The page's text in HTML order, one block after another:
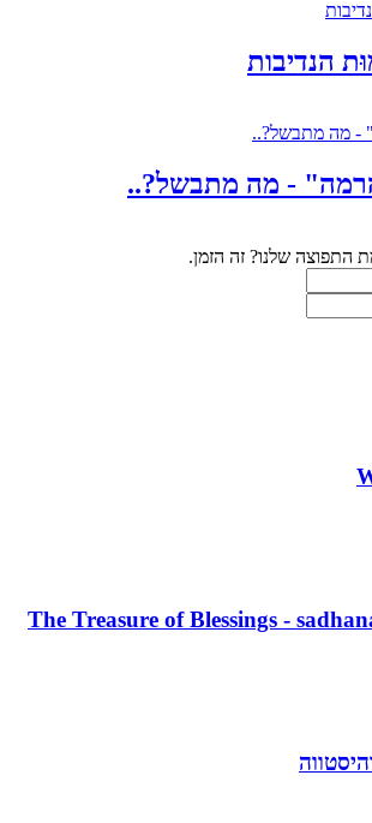
הנדיבות
- מה מתבשל?..
התפוצה שלנו? זה הזמן.
The Treasure of Blessings -